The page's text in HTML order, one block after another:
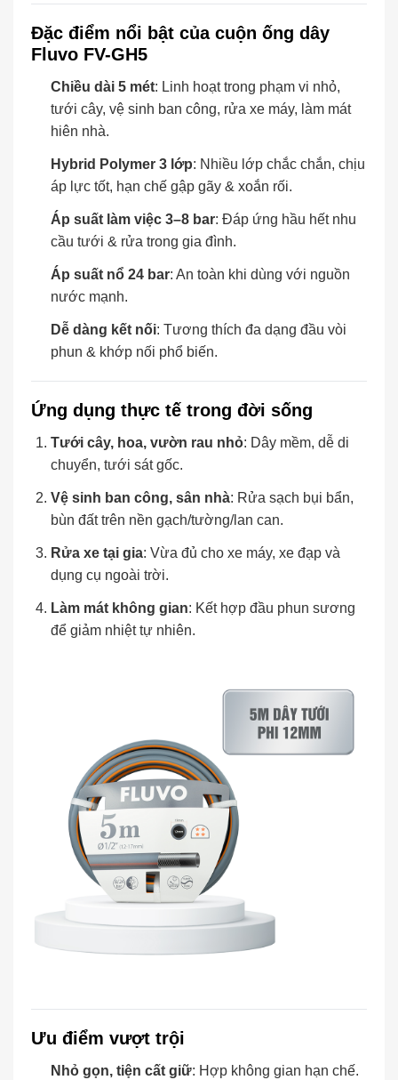
Đặc điểm nổi bật của cuộn ống dây
Fluvo FV-GH5
Chiều dài 5 mét: Linh hoạt trong phạm vi nhỏ,
tưới cây, vệ sinh ban công, rửa xe máy, làm mát
hiên nhà.
Hybrid Polymer 3 lớp: Nhiều lớp chắc chắn, chịu
áp lực tốt, hạn chế gập gãy & xoắn rối.
Áp suất làm việc 3–8 bar: Đáp ứng hầu hết nhu
cầu tưới & rửa trong gia đình.
Áp suất nổ 24 bar: An toàn khi dùng với nguồn
nước mạnh.
Dễ dàng kết nối: Tương thích đa dạng đầu vòi
phun & khớp nối phổ biến.
Ứng dụng thực tế trong đời sống
Tưới cây, hoa, vườn rau nhỏ: Dây mềm, dễ di
chuyển, tưới sát gốc.
Vệ sinh ban công, sân nhà: Rửa sạch bụi bẩn,
bùn đất trên nền gạch/tường/lan can.
Rửa xe tại gia: Vừa đủ cho xe máy, xe đạp và
dụng cụ ngoài trời.
Làm mát không gian: Kết hợp đầu phun sương
để giảm nhiệt tự nhiên.
Ưu điểm vượt trội
Nhỏ gọn, tiện cất giữ: Hợp không gian hạn chế.